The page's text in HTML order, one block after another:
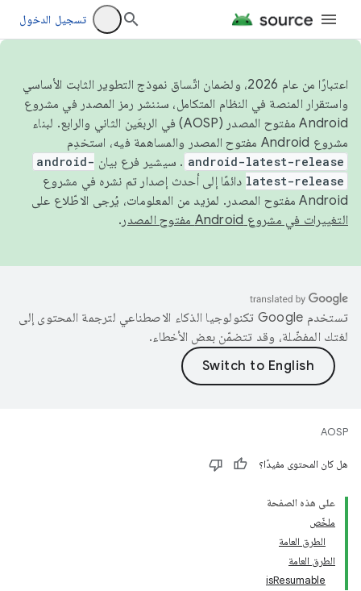
تسجيل الدخول
اعتبارًا من عام 2026، ولضمان اتّساق نموذج التطوير الثابت الأساسي
واستقرار المنصة في النظام المتكامل، سننشر رمز المصدر في مشروع
Android مفتوح المصدر (AOSP) في الربعَين الثاني والرابع. لبناء
مشروع Android مفتوح المصدر والمساهمة فيه، استخدِم
android-latest-release . سيشير فرع بيان android-
latest-release دائمًا إلى أحدث إصدار تم نشره في مشروع
Android مفتوح المصدر. لمزيد من المعلومات، يُرجى الاطّلاع على
التغييرات في مشروع Android مفتوح المصدر
.
تستخدم Google تكنولوجيا الذكاء الاصطناعي لترجمة المحتوى إلى
لغتك المفضّلة، وقد تتضمّن بعض الأخطاء.
AOSP
هل كان المحتوى مفيدًا؟
على هذه الصفحة
ملخّص
الطرق العامة
الطرق العامة
isResumable